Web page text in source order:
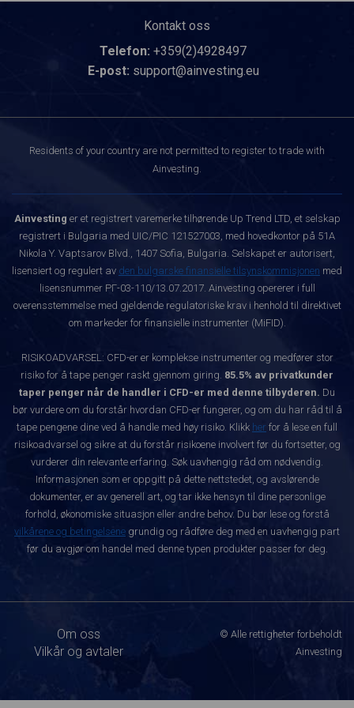
Kontakt oss
Telefon: +359(2)4928497
E-post: support@ainvesting.eu
Residents of your country are not permitted to register to trade with
Ainvesting.
Ainvesting er et registrert varemerke tilhørende Up Trend LTD, et selskap
registrert i Bulgaria med UIC/PIC 121527003, med hovedkontor på 51A
Nikola Y. Vaptsarov Blvd., 1407 Sofia, Bulgaria. Selskapet er autorisert,
lisensiert og regulert av den bulgarske finansielle tilsynskommisjonen med
lisensnummer РГ-03-110/13.07.2017. Ainvesting opererer i full
overensstemmelse med gjeldende regulatoriske krav i henhold til direktivet
om markeder for finansielle instrumenter (MiFID).
RISIKOADVARSEL: CFD-er er komplekse instrumenter og medfører stor
risiko for å tape penger raskt gjennom giring. 85.5% av privatkunder
taper penger når de handler i CFD-er med denne tilbyderen. Du
bør vurdere om du forstår hvordan CFD-er fungerer, og om du har råd til å
tape pengene dine ved å handle med høy risiko. Klikk her for å lese en full
risikoadvarsel og sikre at du forstår risikoene involvert før du fortsetter, og
vurderer din relevante erfaring. Søk uavhengig råd om nødvendig.
Informasjonen som er oppgitt på dette nettstedet, og avslørende
dokumenter, er av generell art, og tar ikke hensyn til dine personlige
forhold, økonomiske situasjon eller andre behov. Du bør lese og forstå
vilkårene og betingelsene grundig og rådføre deg med en uavhengig part
før du avgjør om handel med denne typen produkter passer for deg.
Om oss
Vilkår og avtaler
© Alle rettigheter forbeholdt
Ainvesting